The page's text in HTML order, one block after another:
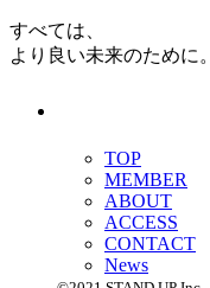
すべては、
より良い未来のために。
TOP
MEMBER
ABOUT
ACCESS
CONTACT
News